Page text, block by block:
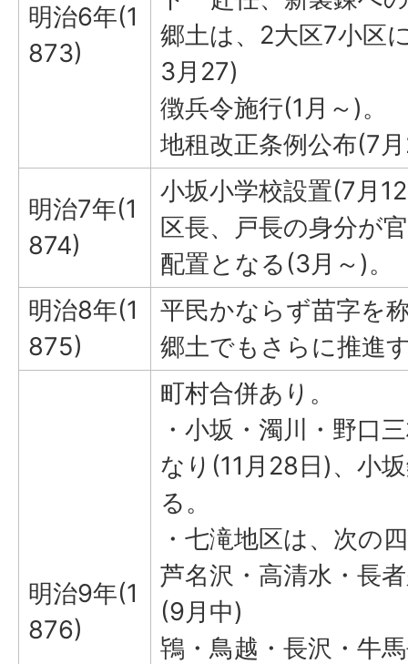
明治6年(1
873)
郷土は、2大区7小区
3月27)
徴兵令施行(1月～)。
地租改正条例公布(7
明治7年(1
874)
小坂小学校設置(7月
区長、戸長の身分が
配置となる(3月～)。
明治8年(1
875)
平民かならず苗字を
郷土でもさらに推進
明治9年(1
876)
町村合併あり。
・小坂・濁川・野口
なり(11月28日)、小
る。
・七滝地区は、次の
芦名沢・高清水・長
(9月中)
鴇・鳥越・長沢・牛